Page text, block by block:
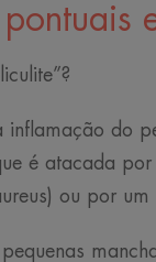
inflamação do
é atacada
ou por um